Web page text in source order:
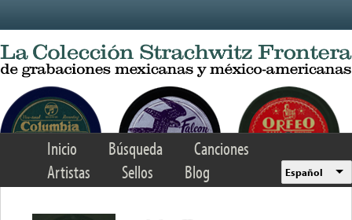
Inicio Búsqueda
Canciones
Artistas
Sellos Blog Español